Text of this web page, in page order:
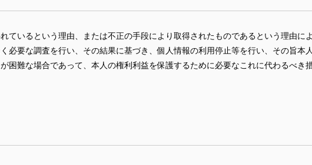
ているという理由、または不正の手段により取得されたものであるという理由に
必要な調査を行い、その結果に基づき、個人情報の利用停止等を行い、その旨本
困難な場合であって、本人の権利利益を保護するために必要なこれに代わるべき